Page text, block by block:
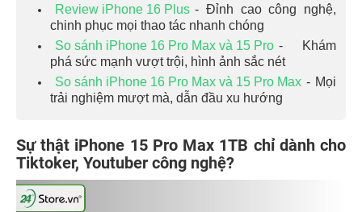
Review iPhone 16 Plus - Đỉnh cao công nghệ,
chinh phục mọi thao tác nhanh chóng
So sánh iPhone 16 Pro Max và 15 Pro - Khám
phá sức mạnh vượt trội, hình ảnh sắc nét
So sánh iPhone 16 Pro Max và 15 Pro Max - Mọi
trải nghiệm mượt mà, dẫn đầu xu hướng
Sự thật iPhone 15 Pro Max 1TB chỉ dành cho
Tiktoker, Youtuber công nghệ?